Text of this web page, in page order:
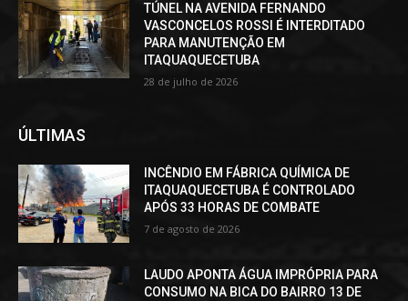
TÚNEL NA AVENIDA FERNANDO
VASCONCELOS ROSSI É INTERDITADO
PARA MANUTENÇÃO EM
ITAQUAQUECETUBA
28 de julho de 2026
ÚLTIMAS
INCÊNDIO EM FÁBRICA QUÍMICA DE
ITAQUAQUECETUBA É CONTROLADO
APÓS 33 HORAS DE COMBATE
7 de agosto de 2026
LAUDO APONTA ÁGUA IMPRÓPRIA PARA
CONSUMO NA BICA DO BAIRRO 13 DE